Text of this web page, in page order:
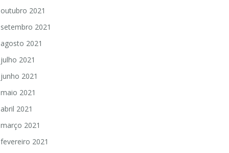
outubro 2021
setembro 2021
agosto 2021
julho 2021
junho 2021
maio 2021
abril 2021
março 2021
fevereiro 2021